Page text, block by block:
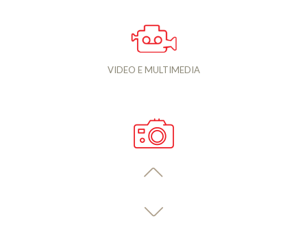
VIDEO E MULTIMEDIA